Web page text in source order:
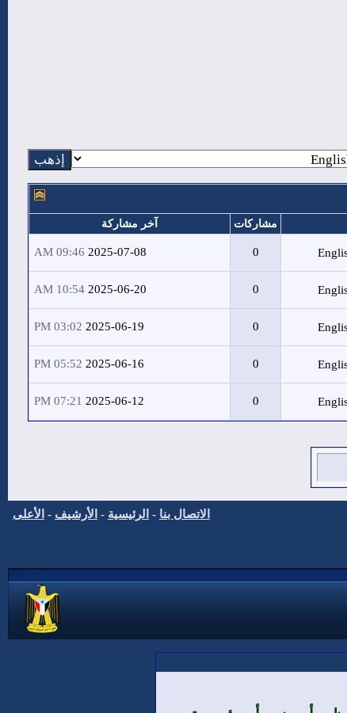
مشاركات آخر مشاركة
0
2025-07-08
09:46 AM
0
2025-06-20
10:54 AM
0
2025-06-19
03:02 PM
0
2025-06-16
05:52 PM
0
2025-06-12
07:21 PM
الاتصال بنا - الرئيسية - الأرشيف - الأعلى